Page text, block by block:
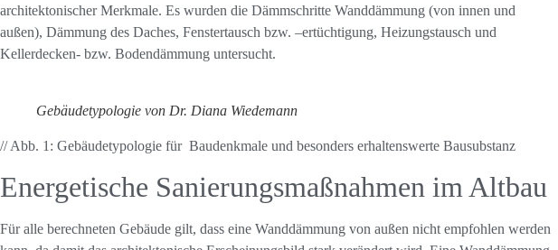
architektonischer Merkmale. Es wurden die Dämmschritte Wanddämmung (von innen und
außen), Dämmung des Daches, Fenstertausch bzw. –ertüchtigung, Heizungstausch und
Kellerdecken- bzw. Bodendämmung untersucht.
Gebäudetypologie von Dr. Diana Wiedemann
// Abb. 1: Gebäudetypologie für Baudenkmale und besonders erhaltenswerte Bausubstanz
Energetische Sanierungsmaßnahmen im Altbau
Für alle berechneten Gebäude gilt, dass eine Wanddämmung von außen nicht empfohlen werden